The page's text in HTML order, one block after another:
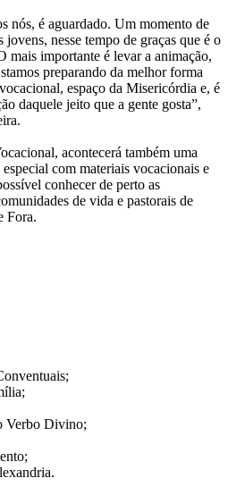
nós, é aguardado. Um momento de
nesse tempo de graças que é o
mais importante é levar a animação,
preparando da melhor forma
espaço da Misericórdia e, é
daquele jeito que a gente gosta”,
acontecerá também uma
com materiais vocacionais e
conhecer de perto as
de vida e pastorais de
Fora.
Verbo Divino;